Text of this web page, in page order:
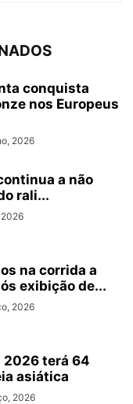
conquista
nos Europeus
2026
a não
rali...
na corrida a
exibição de...
2026
2026 terá 64
asiática
2026